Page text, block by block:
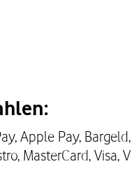
Apple Pay, Bargeld,
MasterCard, Visa, V